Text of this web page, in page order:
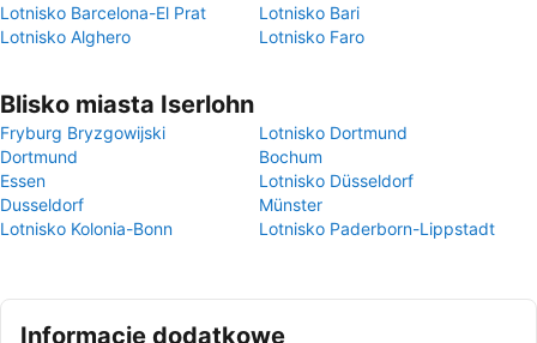
Lotnisko Barcelona-El Prat
Lotnisko Bari
Lotnisko Alghero
Lotnisko Faro
Blisko miasta Iserlohn
Fryburg Bryzgowijski
Lotnisko Dortmund
Dortmund
Bochum
Essen
Lotnisko Düsseldorf
Dusseldorf
Münster
Lotnisko Kolonia-Bonn
Lotnisko Paderborn-Lippstadt
Informacje dodatkowe